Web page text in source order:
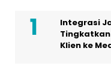
Integrasi
Tingkatkan
Klien ke